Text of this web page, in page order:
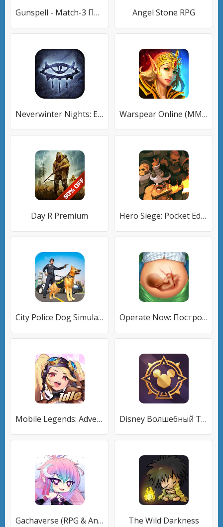
Gunspell - Match-3 Пазл РПГ Angel Stone RPG
Neverwinter Nights: Enhanced Edition Warspear Online (ММОРПГ, РПГ, ММО)
Day R Premium Hero Siege: Pocket Edition
City Police Dog Simulator, 3D Police Dog Game 2020 Operate Now: Построй больницу и проводи операции
Mobile Legends: Adventure Disney Волшебный Турнир
Gachaverse (RPG & Anime Dress Up) The Wild Darkness